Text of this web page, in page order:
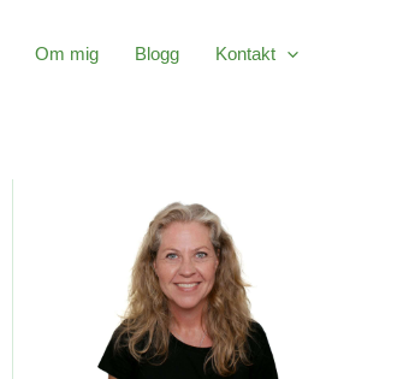
Om mig Blogg Kontakt